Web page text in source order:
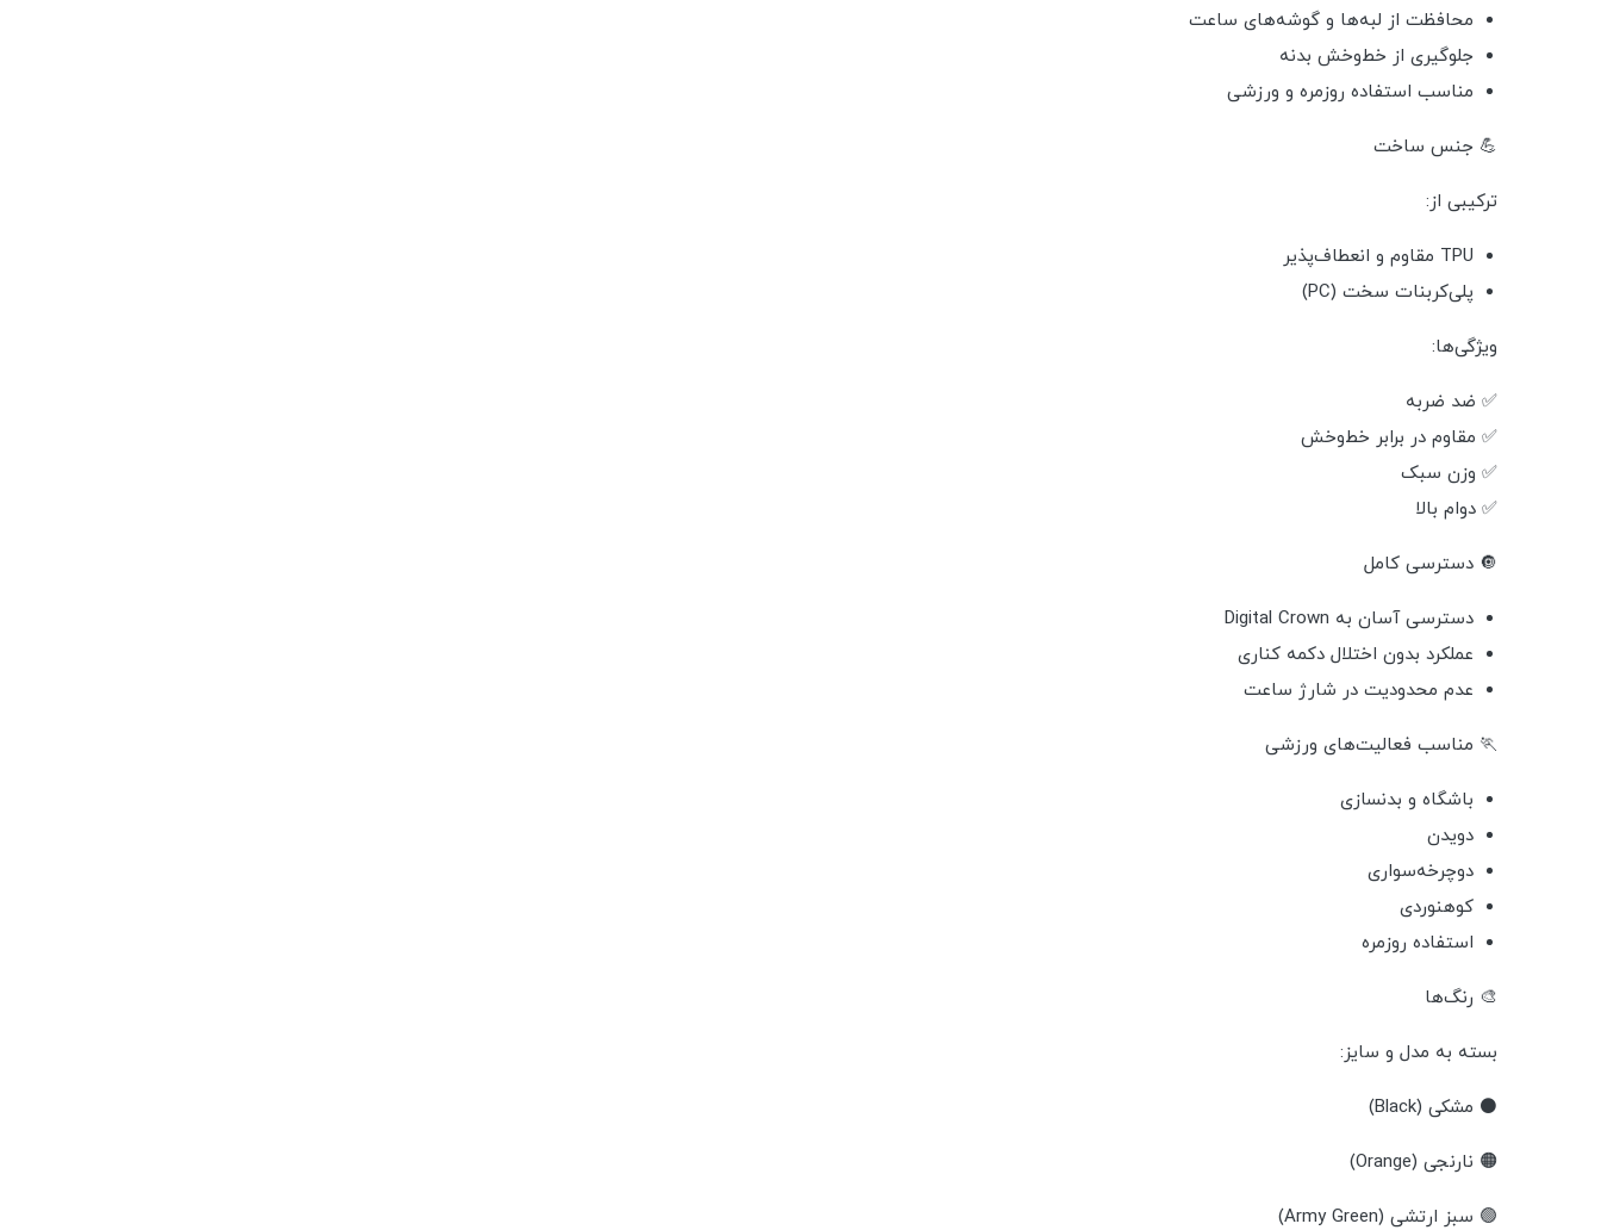
محافظت از لبه‌ها و گوشه‌های ساعت
جلوگیری از خط‌وخش بدنه
مناسب استفاده روزمره و ورزشی
💪 جنس ساخت
ترکیبی از:
TPU مقاوم و انعطاف‌پذیر
پلی‌کربنات سخت (PC)
ویژگی‌ها:
✅ ضد ضربه
✅ مقاوم در برابر خط‌وخش
✅ وزن سبک
✅ دوام بالا
🔘 دسترسی کامل
دسترسی آسان به Digital Crown
عملکرد بدون اختلال دکمه کناری
عدم محدودیت در شارژ ساعت
🏃 مناسب فعالیت‌های ورزشی
باشگاه و بدنسازی
دویدن
دوچرخه‌سواری
کوهنوردی
استفاده روزمره
🎨 رنگ‌ها
بسته به مدل و سایز:
⚫ مشکی (Black)
🟠 نارنجی (Orange)
🟢 سبز ارتشی (Army Green)